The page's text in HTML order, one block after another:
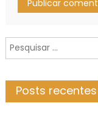
Pesquisar
por:
Posts recentes